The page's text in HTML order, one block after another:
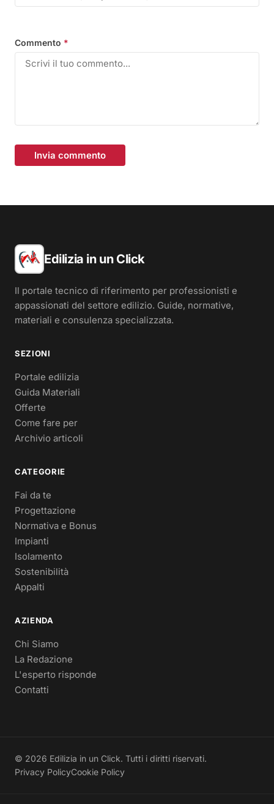
Commento *
Invia commento
Edilizia in un Click
Il portale tecnico di riferimento per professionisti e
appassionati del settore edilizio. Guide, normative,
materiali e consulenza specializzata.
SEZIONI
Portale edilizia
Guida Materiali
Offerte
Come fare per
Archivio articoli
CATEGORIE
Fai da te
Progettazione
Normativa e Bonus
Impianti
Isolamento
Sostenibilità
Appalti
AZIENDA
Chi Siamo
La Redazione
L'esperto risponde
Contatti
© 2026 Edilizia in un Click. Tutti i diritti riservati.
Privacy PolicyCookie Policy